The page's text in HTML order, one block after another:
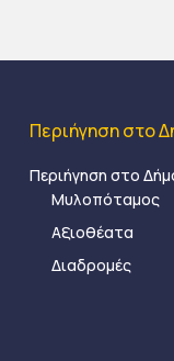
Περιήγηση στο
Περιήγηση στο
Μυλοπόταμος
Αξιοθέατα
Διαδρομές